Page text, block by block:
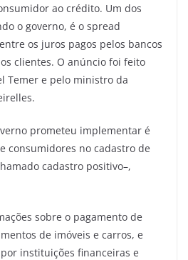
ao crédito. Um dos
o governo, é o spread
os juros pagos pelos bancos
clientes. O anúncio foi feito
Temer e pelo ministro da
prometeu implementar é
consumidores no cadastro de
cadastro positivo–,
sobre o pagamento de
de imóveis e carros, e
instituições financeiras e